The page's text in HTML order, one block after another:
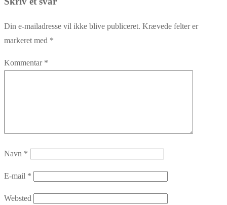
Din e-mailadresse vil ikke blive publiceret. Krævede felter er
markeret med *
Kommentar *
Navn *
E-mail *
Websted